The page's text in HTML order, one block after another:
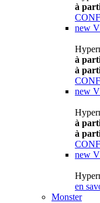
à
new
à
à
new
à
à
new
en
Monster